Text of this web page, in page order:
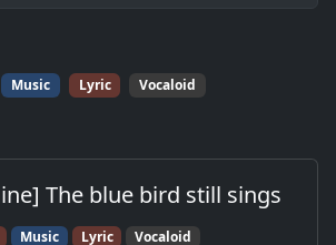
Music Lyric
Vocaloid
The blue bird still sings
Music Lyric
Vocaloid